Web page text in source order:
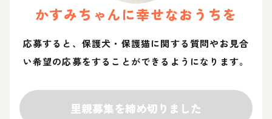
かすみちゃんに幸せなおうちを
応募すると、保護犬・保護猫に関する質問やお見合
い希望の応募をすることができるようになります。
里親募集を締め切りました